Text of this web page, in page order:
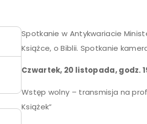
Spotkanie w Antykwariacie
Książce, o Biblii. Spotkanie
Czwartek, 20 listopada, godz.
Wstęp wolny – transmisja na
Książek”